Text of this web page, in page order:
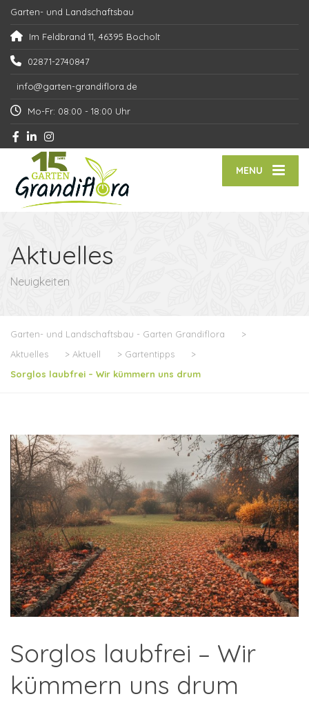
Garten- und Landschaftsbau
Im Feldbrand 11, 46395 Bocholt
02871-2740847
info@garten-grandiflora.de
Mo-Fr: 08:00 - 18:00 Uhr
MENU
Aktuelles
Neuigkeiten
Garten- und Landschaftsbau - Garten Grandiflora
>
Aktuelles
> Aktuell > Gartentipps
>
Sorglos laubfrei – Wir kümmern uns drum
Sorglos laubfrei – Wir
kümmern uns drum